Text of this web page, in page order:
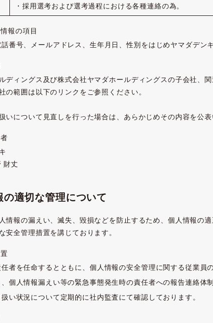
・採用選考および選考過程における各種連絡の為。
報の項目
番号、メールアドレス、生年月日、性別をはじめヤマダデン
ディングス及び株式会社ヤマダホールディングスの子会社、関
の範囲は以下のリンクをご参照ください。
いについて見直しを行った場合は、あらかじめその内容を公表
財丈
適切な管理について
情報の漏えい、滅失、毀損などを防止するため、個人情報の
安全管理措置を講じております。
者を任命するとともに、個人情報の安全管理に関する従業員
個人情報漏えい等の緊急事態発生時の責任者への報告連絡体
い状況について定期的に社内監査にて確認しております。